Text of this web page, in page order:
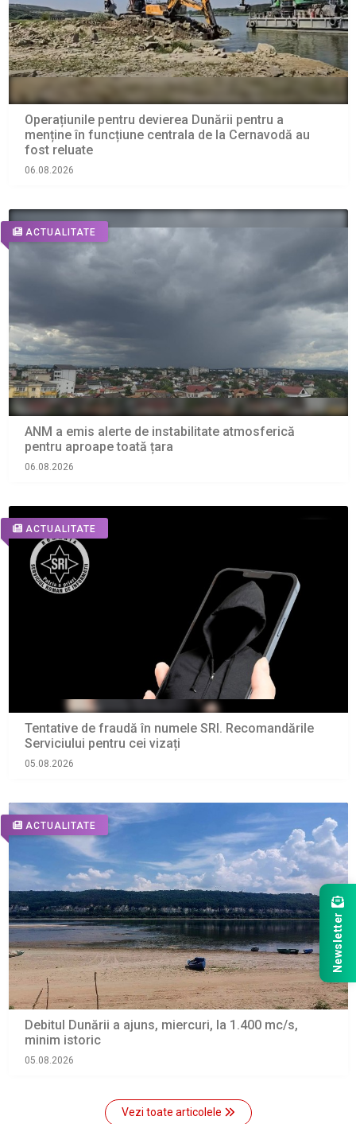
Operațiunile pentru devierea Dunării pentru a
menține în funcțiune centrala de la Cernavodă au
fost reluate
06.08.2026
ACTUALITATE
ANM a emis alerte de instabilitate atmosferică
pentru aproape toată țara
06.08.2026
ACTUALITATE
Tentative de fraudă în numele SRI. Recomandările
Serviciului pentru cei vizați
05.08.2026
ACTUALITATE
Debitul Dunării a ajuns, miercuri, la 1.400 mc/s,
minim istoric
05.08.2026
Vezi toate articolele
Newsletter